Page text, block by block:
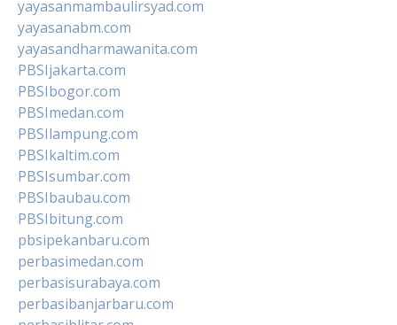
yayasanmambaulirsyad.com
yayasanabm.com
yayasandharmawanita.com
PBSIjakarta.com
PBSIbogor.com
PBSImedan.com
PBSIlampung.com
PBSIkaltim.com
PBSIsumbar.com
PBSIbaubau.com
PBSIbitung.com
pbsipekanbaru.com
perbasimedan.com
perbasisurabaya.com
perbasibanjarbaru.com